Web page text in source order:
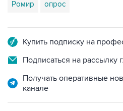
Подписаться на рассылку
Получать оперативные